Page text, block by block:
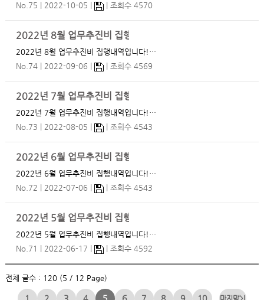
No.75
2022-10-05 조회수 4570
2022년 8월 업무추진비 집행내역
2022년 8월 업무추진비 집행내역입니다!…
No.74
2022-09-06 조회수 4569
2022년 7월 업무추진비 집행내역
2022년 7월 업무추진비 집행내역입니다!…
No.73
2022-08-05 조회수 4543
2022년 6월 업무추진비 집행내역
2022년 6월 업무추진비 집행내역입니다!…
No.72
2022-07-06 조회수 4543
2022년 5월 업무추진비 집행내역
2022년 5월 업무추진비 집행내역입니다!…
No.71
2022-06-17 조회수 4592
전체 글수 : 120 (5 / 12 Page)
>|